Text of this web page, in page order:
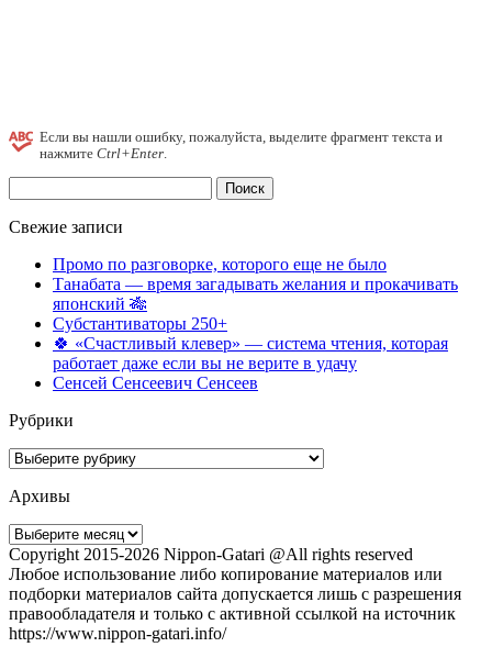
Если вы нашли ошибку, пожалуйста, выделите фрагмент текста и
нажмите Ctrl+Enter.
Свежие записи
Промо по разговорке, которого еще не было
Танабата — время загадывать желания и прокачивать
японский 🎋
Субстантиваторы 250+
🍀 «Счастливый клевер» — система чтения, которая
работает даже если вы не верите в удачу
Сенсей Сенсеевич Сенсеев
Рубрики
Рубрики
Архивы
Архивы
Copyright 2015-2026 Nippon-Gatari @All rights reserved
Любое использование либо копирование материалов или
подборки материалов сайта допускается лишь с разрешения
правообладателя и только с активной ссылкой на источник
https://www.nippon-gatari.info/